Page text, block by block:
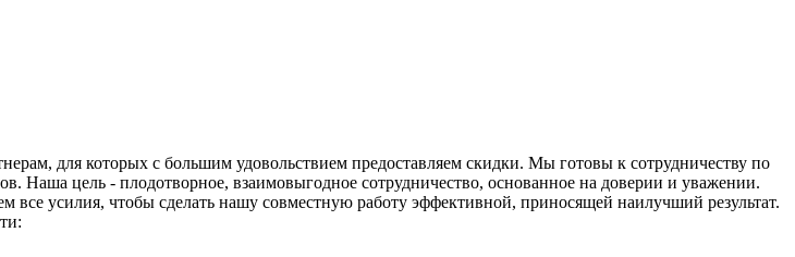
для которых с большим удовольствием предоставляем скидки. Мы готовы к сотрудничеству по
Наша цель - плодотворное, взаимовыгодное сотрудничество, основанное на доверии и уважении.
усилия, чтобы сделать нашу совместную работу эффективной, приносящей наилучший результат.